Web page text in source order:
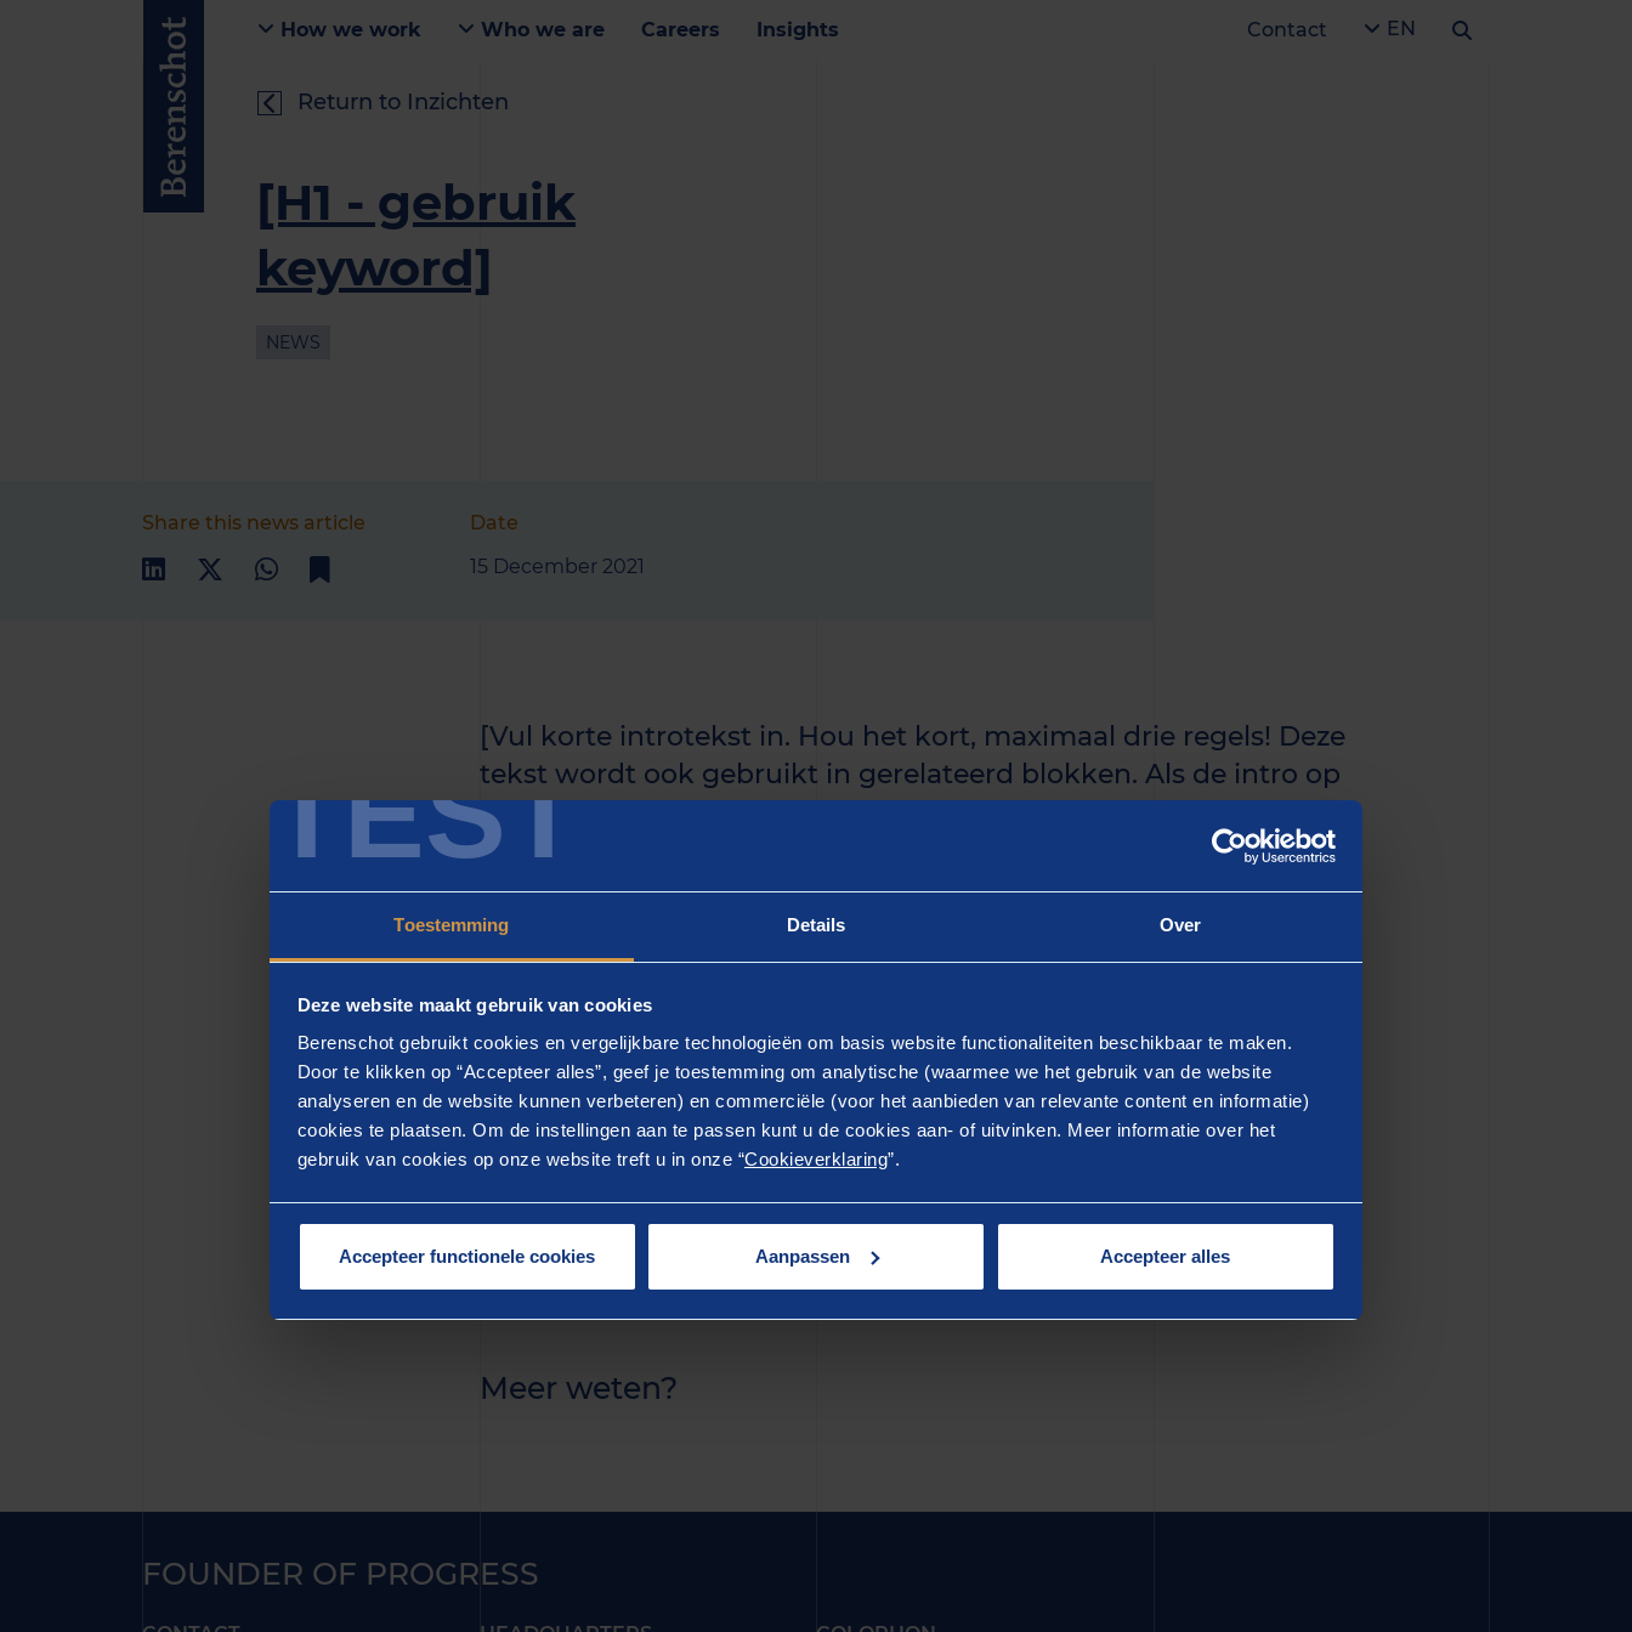
TEST
Toestemming Details Over
Deze website maakt gebruik van cookies
Berenschot gebruikt cookies en vergelijkbare technologieën om basis website functionaliteiten beschikbaar te maken.
Door te klikken op “Accepteer alles”, geef je toestemming om analytische (waarmee we het gebruik van de website
analyseren en de website kunnen verbeteren) en commerciële (voor het aanbieden van relevante content en informatie)
cookies te plaatsen. Om de instellingen aan te passen kunt u de cookies aan- of uitvinken. Meer informatie over het
gebruik van cookies op onze website treft u in onze “Cookieverklaring”.
Accepteer functionele cookies Aanpassen Accepteer alles
How we work Who we are Careers Insights Contact EN
Return to Inzichten
[H1 - gebruik
keyword]
NEWS
Share this news article
Date
15 December 2021
[Vul korte introtekst in. Hou het kort, maximaal drie regels! Deze
tekst wordt ook gebruikt in gerelateerd blokken. Als de intro op
het huidige artikel langer is, kun je de rest in de eerste paragraaf
zetten.]
[H2 - gebruik keyword]
eiusmod tempor incididunt ut labore et dolore magna aliqua. Ut enim ad minim veniam,
quis nostrud exercitation ullamco laboris nisi ut aliquip ex ea commodo consequat. Duis
aute irure dolor in reprehenderit in voluptate velit esse cillum dolore eu fugiat nulla
pariatur. Excepteur sint occaecat cupidatat non proident, sunt in culpa qui officia deserunt
mollit anim id est laborum.
Meer weten?
FOUNDER OF PROGRESS